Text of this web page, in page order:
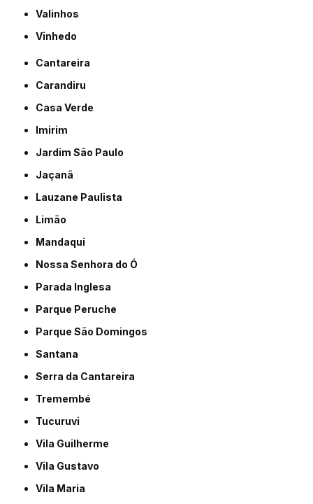
Valinhos
Vinhedo
Cantareira
Carandiru
Casa Verde
Imirim
Jardim São Paulo
Jaçanã
Lauzane Paulista
Limão
Mandaqui
Nossa Senhora do Ó
Parada Inglesa
Parque Peruche
Parque São Domingos
Santana
Serra da Cantareira
Tremembé
Tucuruvi
Vila Guilherme
Vila Gustavo
Vila Maria